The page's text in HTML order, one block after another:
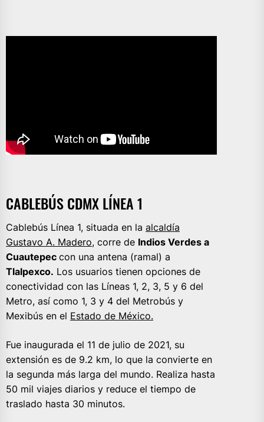
CABLEBÚS CDMX LÍNEA 1
Cablebús Línea 1, situada en la alcaldía
Gustavo A. Madero, corre de Indios Verdes a
Cuautepec con una antena (ramal) a
Tlalpexco. Los usuarios tienen opciones de
conectividad con las Líneas 1, 2, 3, 5 y 6 del
Metro, así como 1, 3 y 4 del Metrobús y
Mexibús en el Estado de México.
Fue inaugurada el 11 de julio de 2021, su
extensión es de 9.2 km, lo que la convierte en
la segunda más larga del mundo. Realiza hasta
50 mil viajes diarios y reduce el tiempo de
traslado hasta 30 minutos.